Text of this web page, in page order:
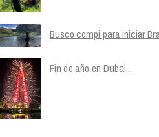
Busco compi para iniciar
Fin de año en Dubai...